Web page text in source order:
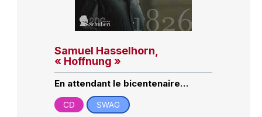
Samuel Hasselhorn,
« Hoffnung »
En attendant le bicentenaire…
CD SWAG